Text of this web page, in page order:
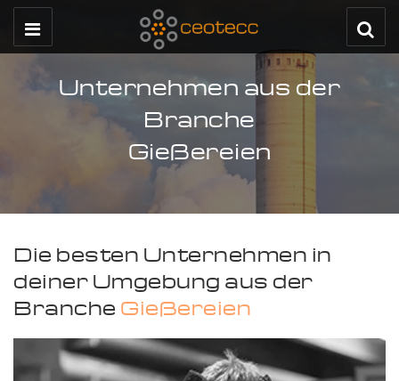
Unternehmen aus der
Branche
Gießereien
Die besten Unternehmen in
deiner Umgebung aus der
Branche Gießereien